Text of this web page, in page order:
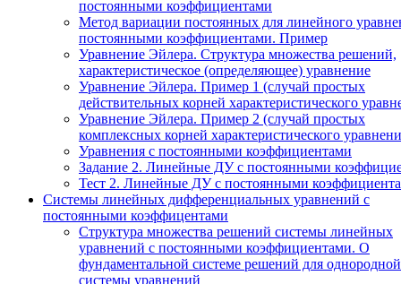
постоянными коэффициентами
Метод вариации постоянных для линейного
постоянными коэффициентами. Пример
Уравнение Эйлера. Структура множества решений,
характеристическое (определяющее) уравнение
Уравнение Эйлера. Пример 1 (случай простых
действительных корней характеристического
Уравнение Эйлера. Пример 2 (случай простых
комплексных корней характеристического
Уравнения с постоянными коэффициентами
Задание 2. Линейные ДУ с постоянными
Тест 2. Линейные ДУ с постоянными
Системы линейных дифференциальных уравнений с
постоянными коэффицентами
Структура множества решений системы линейных
уравнений с постоянными коэффициентами. О
фундаментальной системе решений для однородной
системы уравнений